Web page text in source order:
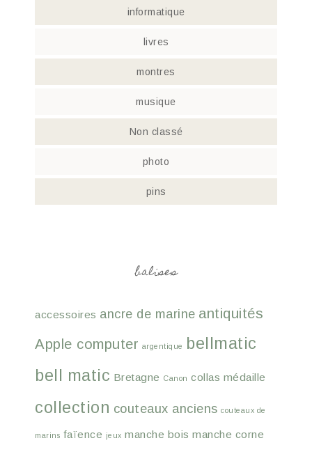
informatique
livres
montres
musique
Non classé
photo
pins
balises
accessoires ancre de marine antiquités
Apple computer argentique
bellmatic
bell matic Bretagne Canon collas médaille
collection couteaux anciens couteaux de
marins faïence jeux manche bois manche corne